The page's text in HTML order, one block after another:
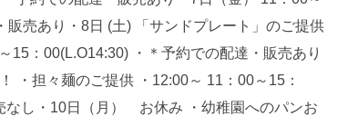
販売あり・8日 (土) 「サンドプレート」のご提供
15：00(L.O14:30) ・＊予約での配達・販売あり
・担々麺のご提供 ・12:00～ 11：00～15：
なし・10日（月） お休み ・幼稚園へのパンお